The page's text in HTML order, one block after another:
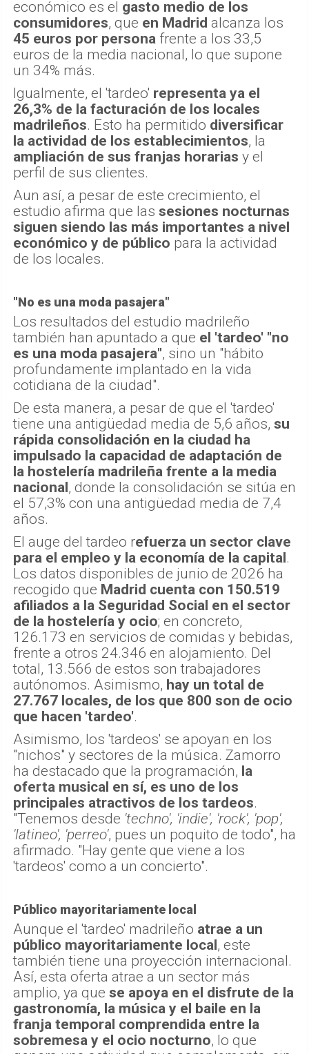
económico es el gasto medio de los
consumidores, que en Madrid alcanza los
45 euros por persona frente a los 33,5
euros de la media nacional, lo que supone
un 34% más.
Igualmente, el 'tardeo' representa ya el
26,3% de la facturación de los locales
madrileños. Esto ha permitido diversificar
la actividad de los establecimientos, la
ampliación de sus franjas horarias y el
perfil de sus clientes.
Aun así, a pesar de este crecimiento, el
estudio afirma que las sesiones nocturnas
siguen siendo las más importantes a nivel
económico y de público para la actividad
de los locales.
"No es una moda pasajera"
Los resultados del estudio madrileño
también han apuntado a que el 'tardeo' "no
es una moda pasajera", sino un "hábito
profundamente implantado en la vida
cotidiana de la ciudad".
De esta manera, a pesar de que el 'tardeo'
tiene una antigüedad media de 5,6 años, su
rápida consolidación en la ciudad ha
impulsado la capacidad de adaptación de
la hostelería madrileña frente a la media
nacional, donde la consolidación se sitúa en
el 57,3% con una antigüedad media de 7,4
años.
El auge del tardeo refuerza un sector clave
para el empleo y la economía de la capital.
Los datos disponibles de junio de 2026 ha
recogido que Madrid cuenta con 150.519
afiliados a la Seguridad Social en el sector
de la hostelería y ocio; en concreto,
126.173 en servicios de comidas y bebidas,
frente a otros 24.346 en alojamiento. Del
total, 13.566 de estos son trabajadores
autónomos. Asimismo, hay un total de
27.767 locales, de los que 800 son de ocio
que hacen 'tardeo'.
Asimismo, los 'tardeos' se apoyan en los
"nichos" y sectores de la música. Zamorro
ha destacado que la programación, la
oferta musical en sí, es uno de los
principales atractivos de los tardeos.
"Tenemos desde 'techno', 'indie', 'rock', 'pop',
'latineo', 'perreo', pues un poquito de todo", ha
afirmado. "Hay gente que viene a los
'tardeos' como a un concierto".
Público mayoritariamente local
Aunque el 'tardeo' madrileño atrae a un
público mayoritariamente local, este
también tiene una proyección internacional.
Así, esta oferta atrae a un sector más
amplio, ya que se apoya en el disfrute de la
gastronomía, la música y el baile en la
franja temporal comprendida entre la
sobremesa y el ocio nocturno, lo que